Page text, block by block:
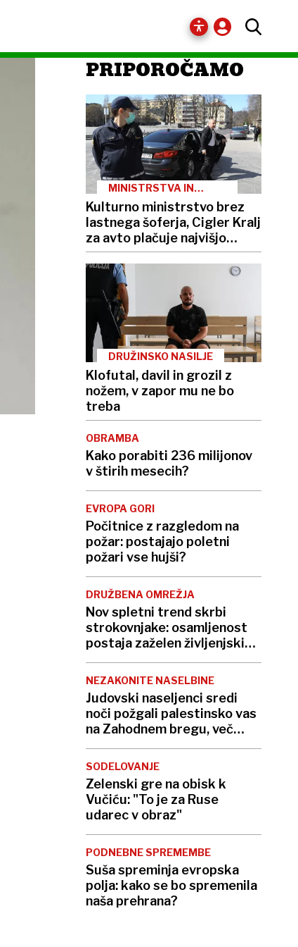
PRIPOROČAMO
MINISTRSTVA IN
Kulturno ministrstvo brez
lastnega šoferja, Cigler Kralj
za avto plačuje najvišjo
boniteto
DRUŽINSKO NASILJE
Klofutal, davil in grozil z
nožem, v zapor mu ne bo
treba
OBRAMBA
Kako porabiti 236 milijonov
v štirih mesecih?
EVROPA GORI
Počitnice z razgledom na
požar: postajajo poletni
požari vse hujši?
DRUŽBENA OMREŽJA
Nov spletni trend skrbi
strokovnjake: osamljenost
postaja zaželen življenjski
slog
NEZAKONITE NASELBINE
Judovski naseljenci sredi
noči požgali palestinsko vas
na Zahodnem bregu, več
ranjenih
SODELOVANJE
Zelenski gre na obisk k
Vučiću: "To je za Ruse
udarec v obraz"
PODNEBNE SPREMEMBE
Suša spreminja evropska
polja: kako se bo spremenila
naša prehrana?